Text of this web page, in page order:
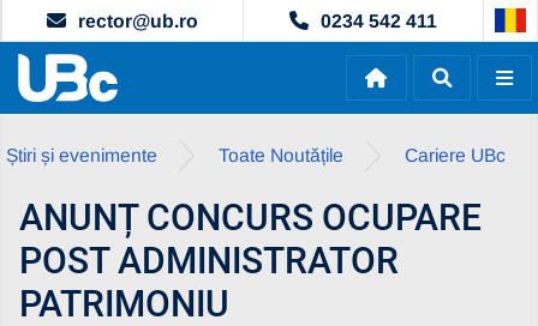
rector@ub.ro 0234 542 411
Știri și evenimente Toate Noutățile Cariere UBc
ANUNȚ CONCURS OCUPARE
POST ADMINISTRATOR
PATRIMONIU